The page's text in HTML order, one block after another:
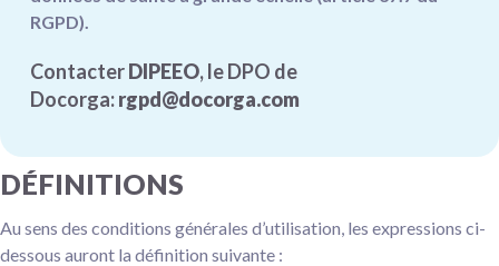
RGPD).
ContacterDIPEEO, le DPO de
Docorga:rgpd@docorga.com
DÉFINITIONS
Au sens des conditions générales d’utilisation, les expressions ci-
dessous auront la définition suivante :